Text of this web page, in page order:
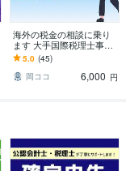
海外の税金の相談に乗り
ます 大手国際税理士事務
所で10年間勤務、経験豊
富です
5.0 (45)
岡ココ
6,000 円